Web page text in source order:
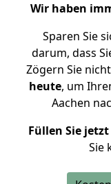
Wir haben
Sparen Sie
darum, dass
Zögern Sie
heute, um
Aachen
Füllen Sie
Sie